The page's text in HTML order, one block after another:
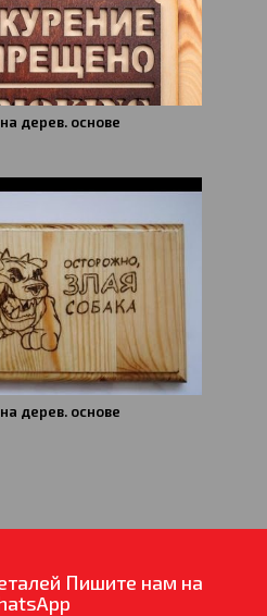
дерев. основе
дерев. основе
Пишите нам на